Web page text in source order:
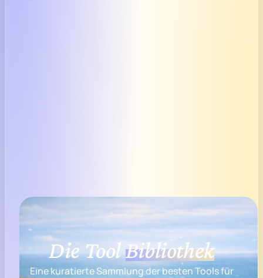
Die ToolBibliothek
Eine kuratierte Sammlung der besten Tools für